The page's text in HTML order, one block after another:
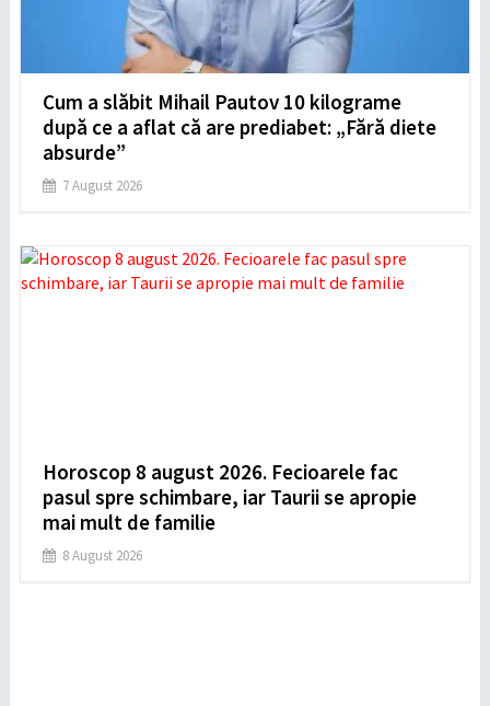
Cum a slăbit Mihail Pautov 10 kilograme
după ce a aflat că are prediabet: „Fără diete
absurde”
7 August 2026
Horoscop 8 august 2026. Fecioarele fac
pasul spre schimbare, iar Taurii se apropie
mai mult de familie
8 August 2026